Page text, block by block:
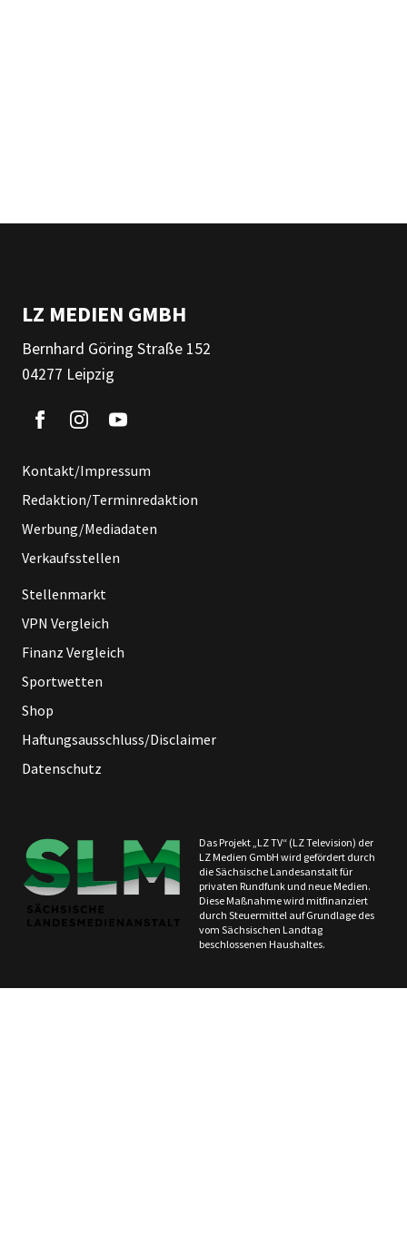
LZ MEDIEN GMBH
Bernhard Göring Straße 152
04277 Leipzig
Kontakt/Impressum
Redaktion/Terminredaktion
Werbung/Mediadaten
Verkaufsstellen
Stellenmarkt
VPN Vergleich
Finanz Vergleich
Sportwetten
Shop
Haftungsausschluss/Disclaimer
Datenschutz
Das Projekt „LZ TV“ (LZ Television) der
LZ Medien GmbH wird gefördert durch
die Sächsische Landesanstalt für
privaten Rundfunk und neue Medien.
Diese Maßnahme wird mitfinanziert
durch Steuermittel auf Grundlage des
vom Sächsischen Landtag
beschlossenen Haushaltes.